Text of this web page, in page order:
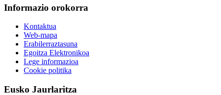
Informazio orokorra
Kontaktua
Web-mapa
Erabilerraztasuna
Egoitza Elektronikoa
Lege informazioa
Cookie politika
Eusko Jaurlaritza